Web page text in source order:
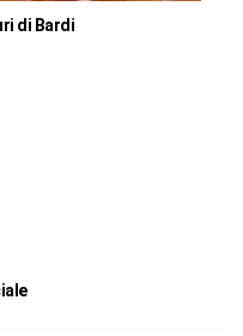
di Bardi